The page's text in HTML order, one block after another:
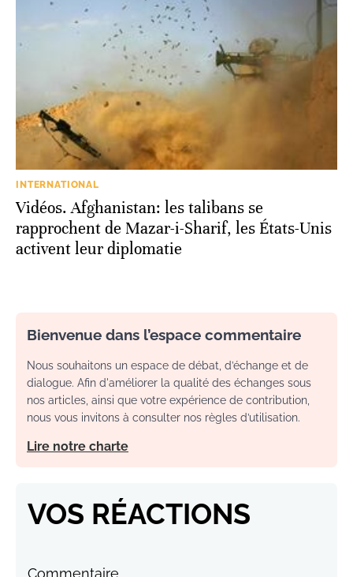
INTERNATIONAL
Vidéos. Afghanistan: les talibans se
rapprochent de Mazar-i-Sharif, les États-Unis
activent leur diplomatie
Bienvenue dans l’espace commentaire
Nous souhaitons un espace de débat, d’échange et de
dialogue. Afin d'améliorer la qualité des échanges sous
nos articles, ainsi que votre expérience de contribution,
nous vous invitons à consulter nos règles d’utilisation.
Lire notre charte
VOS RÉACTIONS
Commentaire